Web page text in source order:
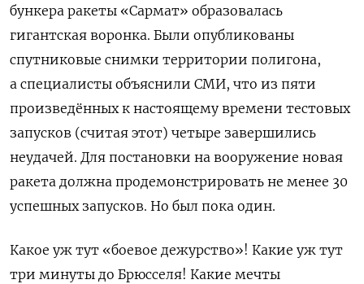
бункера ракеты «Сармат» образовалась
гигантская воронка. Были опубликованы
спутниковые снимки территории полигона,
а специалисты объяснили СМИ, что из пяти
произведённых к настоящему времени тестовых
запусков (считая этот) четыре завершились
неудачей. Для постановки на вооружение новая
ракета должна продемонстрировать не менее 30
успешных запусков. Но был пока один.
Какое уж тут «боевое дежурство»! Какие уж тут
три минуты до Брюсселя! Какие мечты